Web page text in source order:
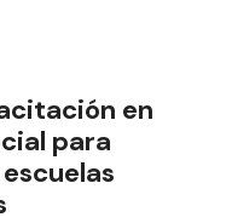
en
para